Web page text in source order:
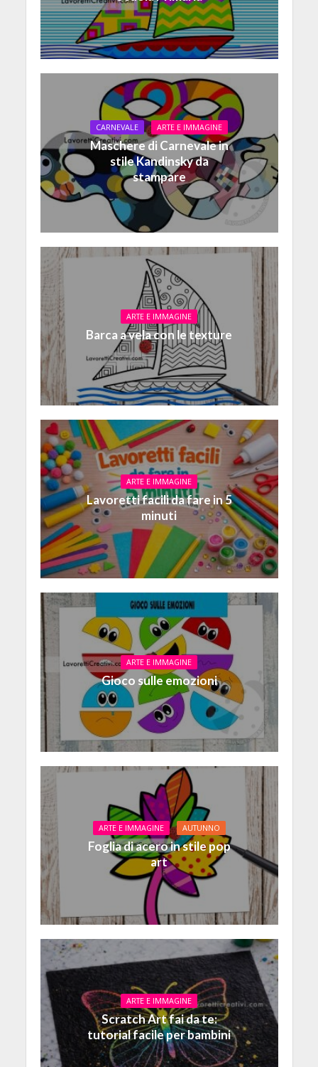
CARNEVALE ARTE E IMMAGINE
Maschere di Carnevale in
stile Kandinsky da
stampare
ARTE E IMMAGINE
Barca a vela con le texture
ARTE E IMMAGINE
Lavoretti facili da fare in 5
minuti
ARTE E IMMAGINE
Gioco sulle emozioni
ARTE E IMMAGINE AUTUNNO
Foglia di acero in stile pop
art
ARTE E IMMAGINE
Scratch Art fai da te:
tutorial facile per bambini